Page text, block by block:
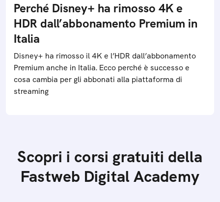
Perché Disney+ ha rimosso 4K e
HDR dall’abbonamento Premium in
Italia
Disney+ ha rimosso il 4K e l’HDR dall’abbonamento
Premium anche in Italia. Ecco perché è successo e
cosa cambia per gli abbonati alla piattaforma di
streaming
Scopri i corsi gratuiti della
Fastweb Digital Academy